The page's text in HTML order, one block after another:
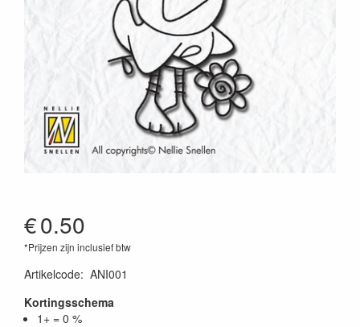
€0.50
*Prijzen zijn inclusief btw
Artikelcode: ANI001
Kortingsschema
1+ = 0 %